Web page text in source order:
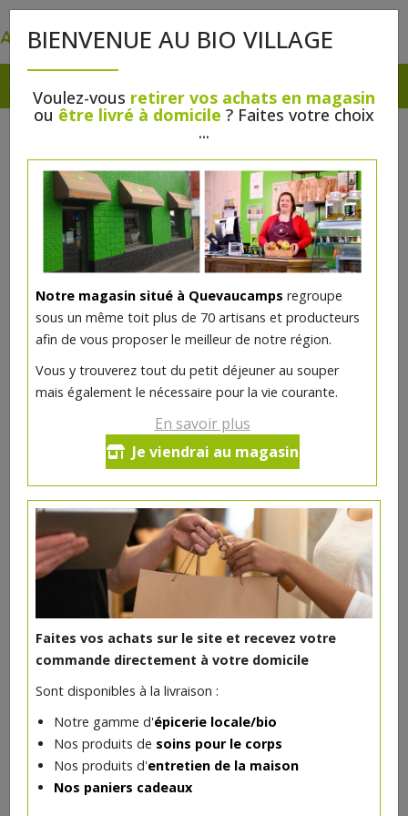
BIENVENUE AU BIO VILLAGE
Voulez-vous retirer vos achats en magasin
ou être livré à domicile ? Faites votre choix
...
Notre magasin situé à Quevaucamps regroupe
sous un même toit plus de 70 artisans et producteurs
afin de vous proposer le meilleur de notre région.
Vous y trouverez tout du petit déjeuner au souper
mais également le nécessaire pour la vie courante.
En savoir plus
Je viendrai au magasin
Faites vos achats sur le site et recevez votre
commande directement à votre domicile
Sont disponibles à la livraison :
Notre gamme d'épicerie locale/bio
Nos produits de soins pour le corps
Nos produits d'entretien de la maison
Nos paniers cadeaux
Brie aux herbes bio
24.43€/kg
Ce produit est indisponible pour le moment.
DANS LA MÊME CATÉGORIE ...
Burrata bio 125g Delibio